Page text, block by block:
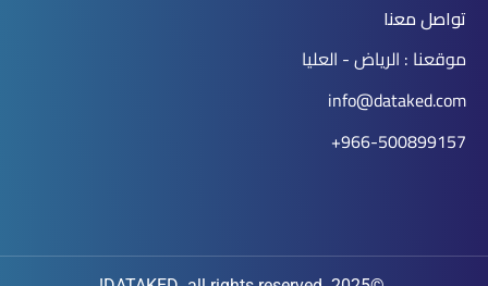
تواصل معنا
موقعنا : الرياض - العليا
info@dataked.com
966-500899157+